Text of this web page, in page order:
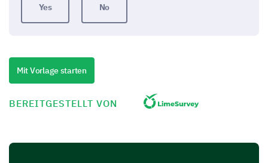
Yes No
Please help us learn about your regular usage of our
product.
How often do you use our product?
Mit Vorlage starten
BEREITGESTELLT VON